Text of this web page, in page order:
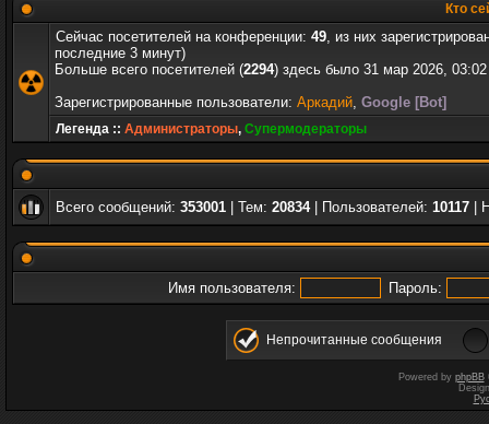
Кто
Сейчас посетителей на конференции: 49, из них
последние 3 минут)
Больше всего посетителей (2294) здесь было 31 мар 2026, 03:02
Зарегистрированные пользователи: Аркадий, Google [Bot]
Легенда :: Администраторы, Супермодераторы
Всего сообщений: 353001 | Тем: 20834| Пользователей: 10117 |
Имя пользователя: Пароль:
Непрочитанные сообщения
Powered by phpBB